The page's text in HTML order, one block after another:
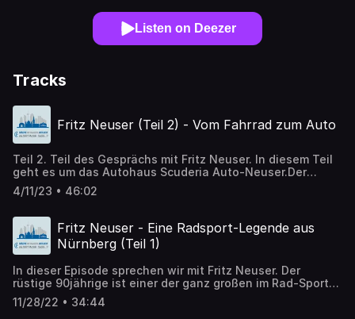
Listen on Deezer
Tracks
Fritz Neuser (Teil 2) - Vom Fahrrad zum Auto
Teil 2. Teil des Gesprächs mit Fritz Neuser. In diesem Teil
geht es um das Autohaus Scuderia Auto-Neuser.Der
rüstige 90jährige erzählt über seinen Werdegang vom
Autoverkäufer bis zum eigenen Autohaus und seiner
um seine Kariere als erfolgreicher Radfahrer interessiert
sind, so hören Sie sich bitte Teil 1 des Gesprächs an.Am
07. Februar 1962 wurde die Firma Auto-Neuser an der
der Firmengründung wurden Händlerverträge mit den
Automobilherstellern British Leyland und Alfa Romeo
abgeschlossen.1965 wurde die Scuderia Auto-Neuser mit
3 Fahrern ins Leben gerufen.Mehr dazu in dieser
4/11/23 • 46:02
Fritz Neuser - Eine Radsport-Legende aus
Nürnberg (Teil 1)
In dieser Episode sprechen wir mit Fritz Neuser. Der
rüstige 90jährige ist einer der ganz großen im Rad-Sport
und hat am 07. Februar 1962 die Firma Auto-Neuser an der
Maxtormauer 2-4 in Nürnberg gegründet. Noch im Jahr
11/28/22 • 34:44